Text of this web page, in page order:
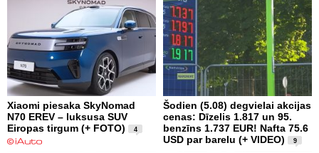
Xiaomi piesaka SkyNomad
N70 EREV – luksusa SUV
Eiropas tirgum (+ FOTO)
4
Šodien (5.08) degvielai akcijas
cenas: Dīzelis 1.817 un 95.
benzīns 1.737 EUR! Nafta 75.6
USD par barelu (+ VIDEO)
9